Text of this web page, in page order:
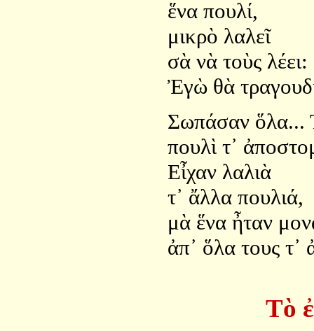
ἕνα πουλί,
μικρὸ λαλεῖ
σὰ νὰ τοὺς
Ἐγὼ θὰ
Σωπάσαν ὅλα...
πουλὶ τ᾿
Εἶχαν λαλιὰ
τ᾿ ἄλλα πουλιά,
μὰ ἕνα ἦταν
ἀπ᾿ ὅλα τους τ᾿
Τὸ